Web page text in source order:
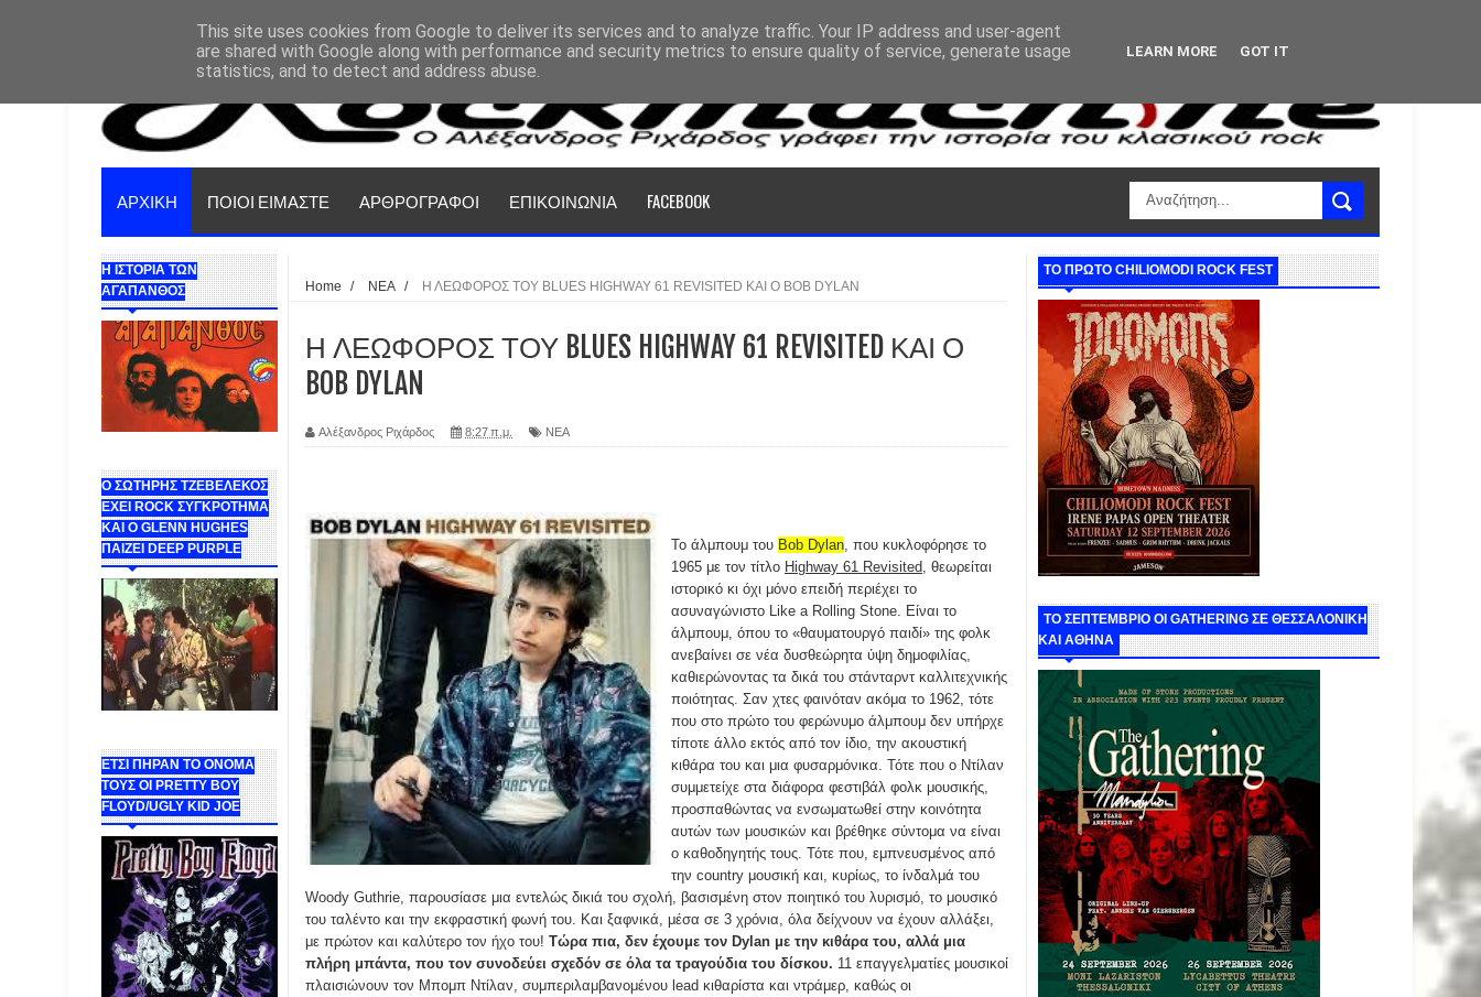
ΑΡΧΙΚΗ ΠΟΙΟΙ ΕΙΜΑΣΤΕ ΑΡΘΡΟΓΡΑΦΟΙ ΕΠΙΚΟΙΝΩΝΙΑ FACEBOOK
Η ΙΣΤΟΡΙΑ ΤΩΝ
ΑΓΑΠΑΝΘΟΣ
Ο ΣΩΤΗΡΗΣ ΤΖΕΒΕΛΕΚΟΣ
ΕΧΕΙ ROCK ΣΥΓΚΡΟΤΗΜΑ
ΚΑΙ Ο GLENN HUGHES
ΠΑΙΖΕΙ DEEP PURPLE
ΕΤΣΙ ΠΗΡΑΝ ΤΟ ΟΝΟΜΑ
ΤΟΥΣ ΟΙ PRETTY BOY
FLOYD/UGLY KID JOE
Home / ΝΕΑ / Η ΛΕΩΦΟΡΟΣ ΤΟΥ BLUES HIGHWAY 61 REVISITED ΚΑΙ Ο BOB DYLAN
Η ΛΕΩΦΟΡΟΣ ΤΟΥ BLUES HIGHWAY 61 REVISITED ΚΑΙ Ο
BOB DYLAN
Αλέξανδρος Ριχάρδος 8:27 π.μ. ΝΕΑ
Το άλμπουμ του Bob Dylan , που κυκλοφόρησε το
1965 με τον τίτλο Highway 61 Revisited , θεωρείται
ιστορικό κι όχι μόνο επειδή περιέχει το
ασυναγώνιστο Like a Rolling Stone. Είναι το
άλμπουμ, όπου το «θαυματουργό παιδί» της φολκ
ανεβαίνει σε νέα δυσθεώρητα ύψη δημοφιλίας,
καθιερώνοντας τα δικά του στάνταρντ καλλιτεχνικής
ποιότητας. Σαν χτες φαινόταν ακόμα το 1962, τότε
που στο πρώτο του φερώνυμο άλμπουμ δεν υπήρχε
τίποτε άλλο εκτός από τον ίδιο, την ακουστική
κιθάρα του και μια φυσαρμόνικα. Τότε που ο Ντίλαν
συμμετείχε στα διάφορα φεστιβάλ φολκ μουσικής,
προσπαθώντας να ενσωματωθεί στην κοινότητα
αυτών των μουσικών και βρέθηκε σύντομα να είναι
ο καθοδηγητής τους. Τότε που, εμπνευσμένος από
την country μουσική και, κυρίως, το ίνδαλμά του
Woody Guthrie, παρουσίασε μια εντελώς δικιά του σχολή, βασισμένη στον ποιητικό του λυρισμό, το μουσικό
του ταλέντο και την εκφραστική φωνή του. Και ξαφνικά, μέσα σε 3 χρόνια, όλα δείχνουν να έχουν αλλάξει,
με πρώτον και καλύτερο τον ήχο του! Τώρα πια, δεν έχουμε τον Dylan με την κιθάρα του, αλλά μια
πλήρη μπάντα, που τον συνοδεύει σχεδόν σε όλα τα τραγούδια του δίσκου. 11 επαγγελματίες μουσικοί
πλαισιώνουν τον Μπομπ Ντίλαν, συμπεριλαμβανομένου lead κιθαρίστα και ντράμερ, καθώς οι
ΤΟ ΠΡΩΤΟ CHILIOMODI ROCK FEST
ΤΟ ΣΕΠΤΕΜΒΡΙΟ ΟΙ GATHERING ΣΕ ΘΕΣΣΑΛΟΝΙΚΗ
ΚΑΙ ΑΘΗΝΑ
This site uses cookies from Google to deliver its services and to analyze traffic. Your IP address and user-agent
are shared with Google along with performance and security metrics to ensure quality of service, generate usage
statistics, and to detect and address abuse.
LEARN MORE GOT IT